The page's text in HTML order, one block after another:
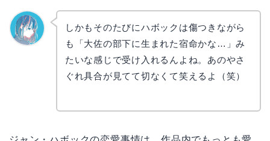
しかもそのたびにハボックは傷つきながら
も「大佐の部下に生まれた宿命かな…」み
たいな感じで受け入れるんよね。あのやさ
ぐれ具合が見てて切なくて笑えるよ（笑）